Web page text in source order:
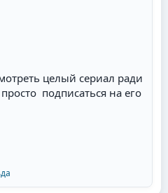
целый сериал ради
подписаться на его